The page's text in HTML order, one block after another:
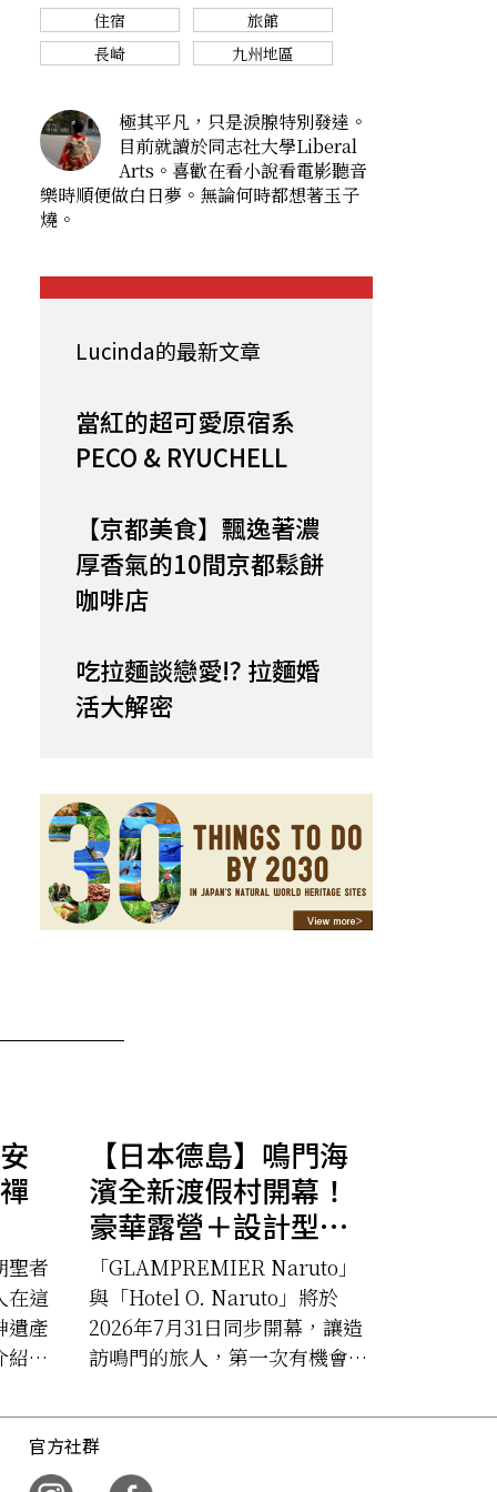
住宿
旅館
長崎
九州地區
極其平凡，只是淚腺特別發達。
目前就讀於同志社大學Liberal
Arts。喜歡在看小說看電影聽音
樂時順便做白日夢。無論何時都想著玉子
燒。
Lucinda的最新文章
當紅的超可愛原宿系
PECO & RYUCHELL
【京都美食】飄逸著濃
厚香氣的10間京都鬆餅
咖啡店
吃拉麵談戀愛!? 拉麵婚
活大解密
聖者
在這
遺產
紹的
【日本德島】鳴門海
濱全新渡假村開幕！
豪華露營＋設計型飯
店，今夏同步登場
「GLAMPREMIER Naruto」
與「Hotel O. Naruto」將於
2026年7月31日同步開幕，讓造
訪鳴門的旅人，第一次有機會真
官方社群